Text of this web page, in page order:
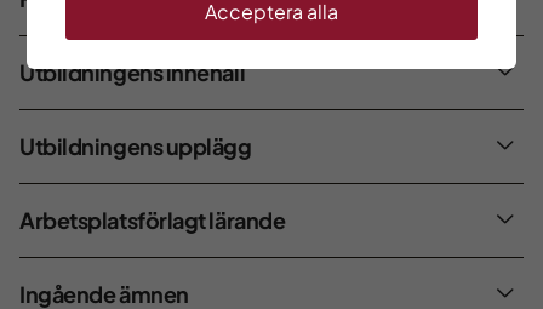
Utbildningens innehåll
Utbildningens upplägg
Arbetsplatsförlagt lärande
Ingående ämnen
Acceptera alla